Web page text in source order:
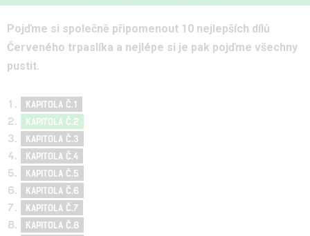
Pojďme si společně připomenout 10 nejlepších dílů
Červeného trpaslíka a nejlépe si je pak pojďme všechny
pustit.
KAPITOLA Č.1
KAPITOLA Č.2
KAPITOLA Č.3
KAPITOLA Č.4
KAPITOLA Č.5
KAPITOLA Č.6
KAPITOLA Č.7
KAPITOLA Č.8